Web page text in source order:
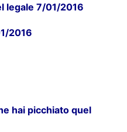
legale 7/01/2016
2016
hai picchiato quel